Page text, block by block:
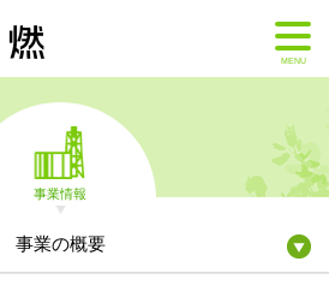
MENU
事業情報
事業の概要